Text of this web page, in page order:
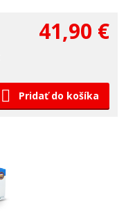
41,90 €
Pridať do košíka